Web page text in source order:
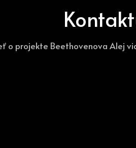
o projekte Beethovenova Alej